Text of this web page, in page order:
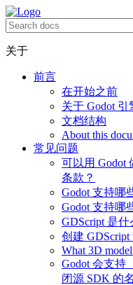
关于
前言
在开始之前
关于 Godot 引
文档结构
About this
常见问题
可以用 Godot
条款？
Godot 支持哪
Godot 支持哪
GDScript 是
创建
What 3D
Godot 会支持
闭源 SDK 的